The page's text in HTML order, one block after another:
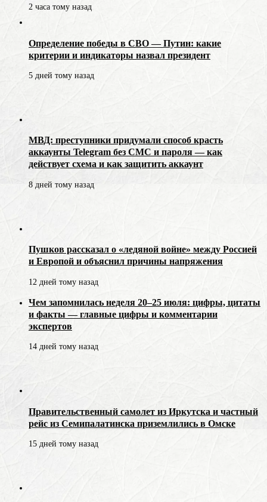
2 часа тому назад
Определение победы в СВО — Путин: какие
критерии и индикаторы назвал президент
5 дней тому назад
МВД: преступники придумали способ красть
аккаунты Telegram без СМС и пароля — как
действует схема и как защитить аккаунт
8 дней тому назад
Пушков рассказал о «ледяной войне» между Россией
и Европой и объяснил причины напряжения
12 дней тому назад
Чем запомнилась неделя 20–25 июля: цифры, цитаты
и факты — главные цифры и комментарии
экспертов
14 дней тому назад
Правительственный самолет из Иркутска и частный
рейс из Семипалатинска приземлились в Омске
15 дней тому назад